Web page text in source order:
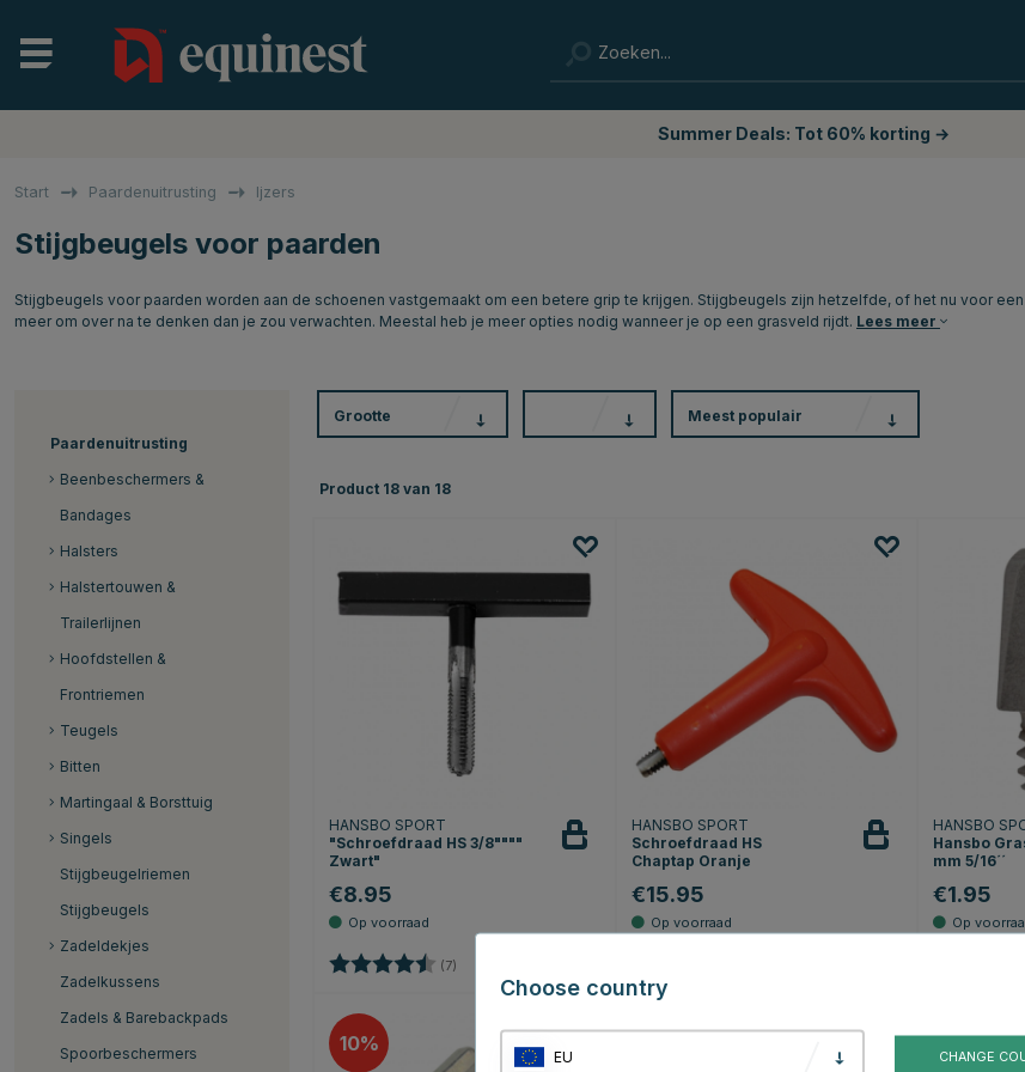
Summer Deals: Tot 60% korting →
Start Paardenuitrusting Ijzers
Stijgbeugels voor paarden
Stijgbeugels voor paarden worden aan de schoenen vastgemaakt om een betere grip te krijgen. Stijgbeugels zijn hetzelfde, of het nu voor
meer om over na te denken dan je zou verwachten. Meestal heb je meer opties nodig wanneer je op een grasveld rijdt. Lees meer
Paardenuitrusting
Beenbeschermers &
Bandages
Halsters
Halstertouwen &
Trailerlijnen
Hoofdstellen &
Frontriemen
Teugels
Bitten
Martingaal & Borsttuig
Singels
Stijgbeugelriemen
Stijgbeugels
Zadeldekjes
Zadelkussens
Zadels & Barebackpads
Spoorbeschermers
Grootte Meest populair
Product 18 van 18
HANSBO SPORT
"Schroefdraad HS 3/8""""
Zwart"
€8.95
Beoordeling: (7)
HANSBO SPORT
Schroefdraad HS
Chaptap Oranje
€15.95
HANSBO
Hansbo
mm 5/16´´
€1.95
10
Choose country
EU CHANGE